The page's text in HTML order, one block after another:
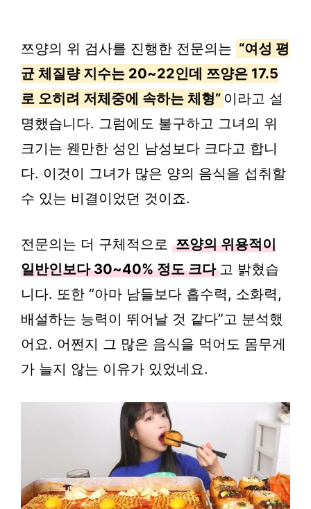
쯔양의 위 검사를 진행한 전문의는 “여성 평
균 체질량 지수는 20~22인데 쯔양은 17.5
로 오히려 저체중에 속하는 체형” 이라고 설
명했습니다. 그럼에도 불구하고 그녀의 위
크기는 웬만한 성인 남성보다 크다고 합니
다. 이것이 그녀가 많은 양의 음식을 섭취할
수 있는 비결이었던 것이죠.
전문의는 더 구체적으로 쯔양의 위용적이
일반인보다 30~40% 정도 크다 고 밝혔습
니다. 또한 “아마 남들보다 흡수력, 소화력,
배설하는 능력이 뛰어날 것 같다”고 분석했
어요. 어쩐지 그 많은 음식을 먹어도 몸무게
가 늘지 않는 이유가 있었네요.